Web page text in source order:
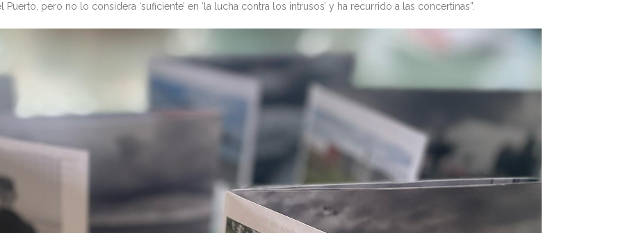
pero no lo considera ‘suficiente’ en ‘la lucha contra los intrusos’ y ha recurrido a las concertinas”.